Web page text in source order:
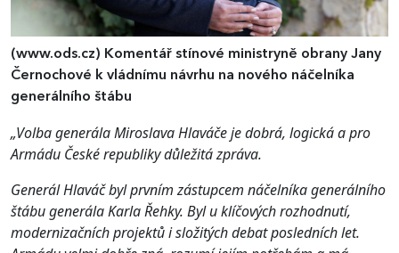
(www.ods.cz) Komentář stínové ministryně obrany Jany
Černochové k vládnímu návrhu na nového náčelníka
generálního štábu
„Volba generála Miroslava Hlaváče je dobrá, logická a pro
Armádu České republiky důležitá zpráva.
Generál Hlaváč byl prvním zástupcem náčelníka generálního
štábu generála Karla Řehky. Byl u klíčových rozhodnutí,
modernizačních projektů i složitých debat posledních let.